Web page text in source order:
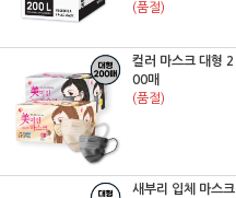
(품절)
컬러 마스크 대형 2
00매
(품절)
새부리 입체 마스크